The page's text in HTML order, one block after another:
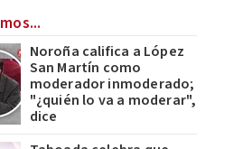
Noroña califica a López
San Martín como
moderador inmoderado;
"¿quién lo va a moderar",
dice